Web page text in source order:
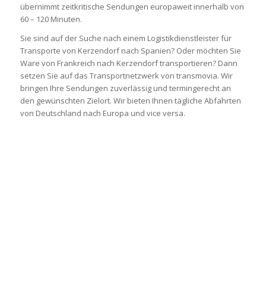
übernimmt zeitkritische Sendungen europaweit innerhalb von
60 – 120 Minuten.
Sie sind auf der Suche nach einem Logistikdienstleister für
Transporte von Kerzendorf nach Spanien? Oder möchten Sie
Ware von Frankreich nach Kerzendorf transportieren? Dann
setzen Sie auf das Transportnetzwerk von transmovia. Wir
bringen Ihre Sendungen zuverlässig und termingerecht an
den gewünschten Zielort. Wir bieten Ihnen tägliche Abfahrten
von Deutschland nach Europa und vice versa.